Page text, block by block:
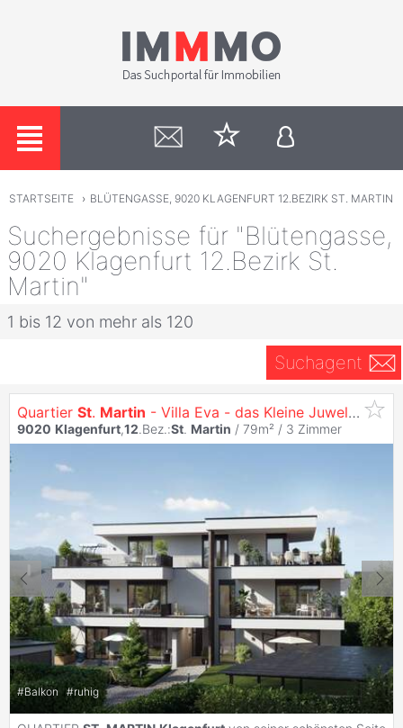
STARTSEITE › BLÜTENGASSE, 9020 KLAGENFURT 12.BEZIRK ST. MARTIN
Suchergebnisse für "Blütengasse,
9020 Klagenfurt 12.Bezirk St.
Martin"
1 bis 12 von mehr als 120
Suchagent
Quartier St. Martin - Villa Eva - das Kleine Juwel am Konradweg
9020 Klagenfurt,12.Bez.:St. Martin / 79m² / 3 Zimmer
#Balkon #ruhig